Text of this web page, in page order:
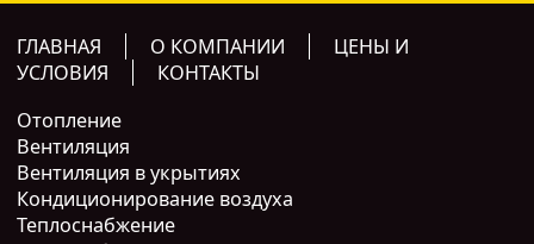
ГЛАВНАЯ О КОМПАНИИ
ЦЕНЫ И
УСЛОВИЯ
КОНТАКТЫ
Отопление
Вентиляция
Вентиляция в укрытиях
Кондиционирование воздуха
Теплоснабжение